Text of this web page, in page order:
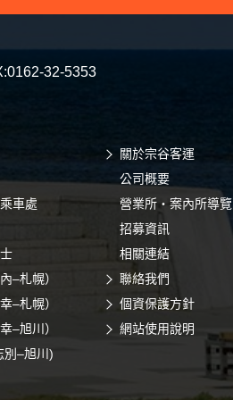
32-5353
車處
–札幌）
–札幌）
–旭川）
別–旭川)
關於宗谷客運
公司概要
營業所・案內所導覽
招募資訊
相關連結
聯絡我們
個資保護方針
網站使用說明